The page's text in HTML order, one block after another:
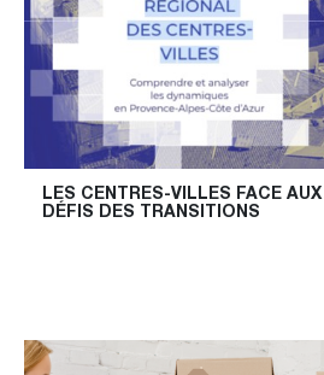
LES CENTRES-VILLES FACE AUX
DÉFIS DES TRANSITIONS